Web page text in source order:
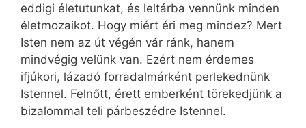
eddigi életutunkat, és leltárba vennünk minden
életmozaikot. Hogy miért éri meg mindez? Mert
Isten nem az út végén vár ránk, hanem
mindvégig velünk van. Ezért nem érdemes
ifjúkori, lázadó forradalmárként perlekednünk
Istennel. Felnőtt, érett emberként törekedjünk a
bizalommal teli párbeszédre Istennel.